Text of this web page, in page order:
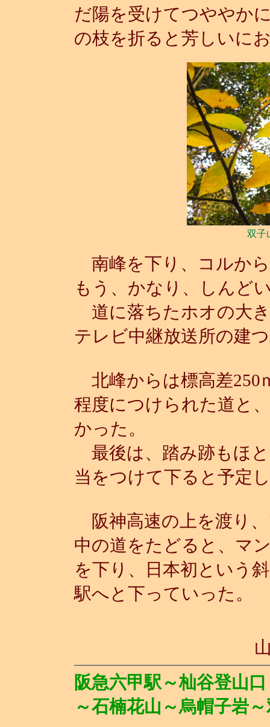
だ陽を受けてつややか
の枝を折ると芳しいに
双子
南峰を下り、コルか
もう、かなり、しんど
道に落ちたホオの大
テレビ中継放送所の建
北峰からは標高差250
程度につけられた道と
かった。
最後は、踏み跡もほ
当をつけて下ると予定
阪神高速の上を渡り
中の道をたどると、マ
を下り、日本初という
駅へと下っていった。
阪急六甲駅～杣谷登山
～石楠花山～烏帽子